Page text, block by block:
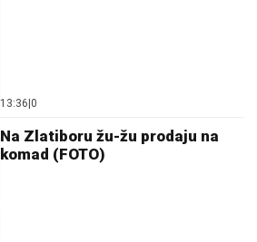
13:36 0
Na Zlatiboru žu-žu prodaju na
komad (FOTO)